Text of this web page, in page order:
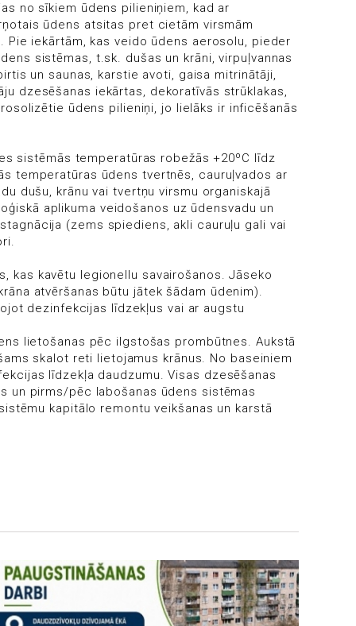
no sīkiem ūdens pilieniņiem, kad ar
ūdens atsitas pret cietām virsmām
Pie iekārtām, kas veido ūdens aerosolu, pieder
sistēmas, t.sk. dušas un krāni, virpuļvannas
un saunas, karstie avoti, gaisa mitrinātāji,
dzesēšanas iekārtas, dekoratīvās strūklakas,
ūdens pilieniņi, jo lielāks ir inficēšanās
sistēmās temperatūras robežās +20ºC līdz
temperatūras ūdens tvertnēs, cauruļvados ar
dušu, krānu vai tvertņu virsmu organiskajā
aplikuma veidošanos uz ūdensvadu un
(zems spiediens, akli cauruļu gali vai
kas kavētu legionellu savairošanos. Jāseko
atvēršanas būtu jātek šādam ūdenim).
dezinfekcijas līdzekļus vai ar augstu
lietošanas pēc ilgstošas prombūtnes. Aukstā
skalot reti lietojamus krānus. No baseiniem
līdzekļa daudzumu. Visas dzesēšanas
un pirms/pēc labošanas ūdens sistēmas
kapitālo remontu veikšanas un karstā